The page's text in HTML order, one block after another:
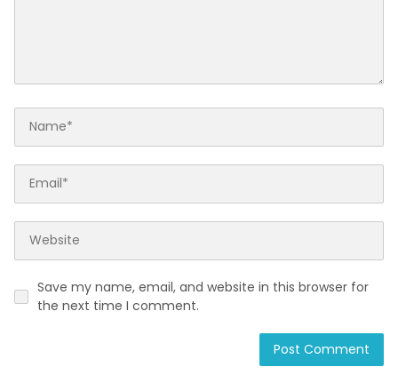
Save my name, email, and website in this browser for
the next time I comment.